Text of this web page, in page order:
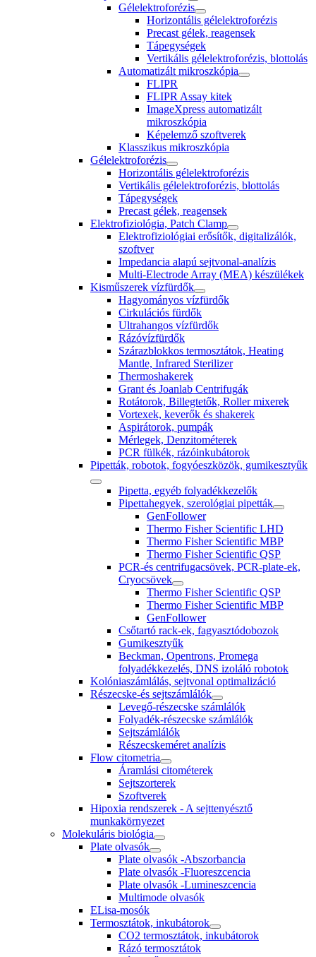
Gélelektroforézis
Horizontális gélelektroforézis
Precast gélek, reagensek
Tápegységek
Vertikális gélelektroforézis, blottolás
Automatizált mikroszkópia
FLIPR
FLIPR Assay kitek
ImageXpress automatizált
mikroszkópia
Képelemző szoftverek
Klasszikus mikroszkópia
Gélelektroforézis
Horizontális gélelektroforézis
Vertikális gélelektroforézis, blottolás
Tápegységek
Precast gélek, reagensek
Elektrofiziológia, Patch Clamp
Elektrofiziológiai erősítők, digitalizálók,
szoftver
Impedancia alapú sejtvonal-analízis
Multi-Electrode Array (MEA) készülékek
Kisműszerek vízfürdők
Hagyományos vízfürdők
Cirkulációs fürdők
Ultrahangos vízfürdők
Rázóvízfürdők
Szárazblokkos termosztátok, Heating
Mantle, Infrared Sterilizer
Thermoshakerek
Grant és Joanlab Centrifugák
Rotátorok, Billegtetők, Roller mixerek
Vortexek, keverők és shakerek
Aspirátorok, pumpák
Mérlegek, Denzitométerek
PCR fülkék, rázóinkubátorok
Pipetták, robotok, fogyóeszközök, gumikesztyűk
Pipetta, egyéb folyadékkezelők
Pipettahegyek, szerológiai pipetták
GenFollower
Thermo Fisher Scientific LHD
Thermo Fisher Scientific MBP
Thermo Fisher Scientific QSP
PCR-és centrifugacsövek, PCR-plate-ek,
Cryocsövek
Thermo Fisher Scientific QSP
Thermo Fisher Scientific MBP
GenFollower
Csőtartó rack-ek, fagyasztódobozok
Gumikesztyűk
Beckman, Opentrons, Promega
folyadékkezelés, DNS izoláló robotok
Kolóniaszámlálás, sejtvonal optimalizáció
Részecske-és sejtszámlálók
Levegő-részecske számlálók
Folyadék-részecske számlálók
Sejtszámlálók
Részecskeméret analízis
Flow citometria
Áramlási citométerek
Sejtszorterek
Szoftverek
Hipoxia rendszerek - A sejttenyésztő
munkakörnyezet
Molekuláris biológia
Plate olvasók
Plate olvasók -Abszorbancia
Plate olvasók -Fluoreszcencia
Plate olvasók -Lumineszcencia
Multimode olvasók
ELisa-mosók
Termosztátok, inkubátorok
CO2 termosztátok, inkubátorok
Rázó termosztátok